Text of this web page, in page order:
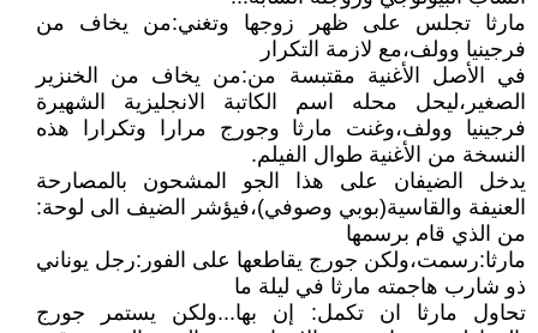
مارثا تجلس على ظهر زوجها وتغني:من يخاف من
فرجينيا وولف،مع لازمة التكرار
في الأصل الأغنية مقتبسة من:من يخاف من الخنزير
الصغير،ليحل محله اسم الكاتبة الانجليزية الشهيرة
فرجينيا وولف،وغنت مارثا وجورج مرارا وتكرارا هذه
النسخة من الأغنية طوال الفيلم.
يدخل الضيفان على هذا الجو المشحون بالمصارحة
العنيفة والقاسية(بوبي وصوفي)،فيؤشر الضيف الى لوحة:
من الذي قام برسمها
مارثا:رسمت،ولكن جورج يقاطعها على الفور:رجل يوناني
ذو شارب هاجمته مارثا في ليلة ما
تحاول مارثا ان تكمل: إن بها...ولكن يستمر جورج